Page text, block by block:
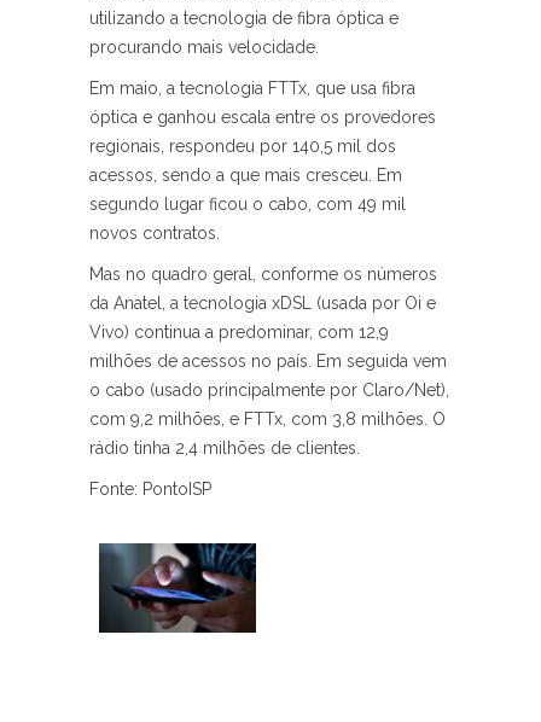
utilizando a tecnologia de fibra óptica e
procurando mais velocidade.
Em maio, a tecnologia FTTx, que usa fibra
óptica e ganhou escala entre os provedores
regionais, respondeu por 140,5 mil dos
acessos, sendo a que mais cresceu. Em
segundo lugar ficou o cabo, com 49 mil
novos contratos.
Mas no quadro geral, conforme os números
da Anatel, a tecnologia xDSL (usada por Oi e
Vivo) continua a predominar, com 12,9
milhões de acessos no país. Em seguida vem
o cabo (usado principalmente por Claro/Net),
com 9,2 milhões, e FTTx, com 3,8 milhões. O
rádio tinha 2,4 milhões de clientes.
Fonte: PontoISP